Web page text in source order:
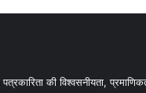
की विश्वसनीयता,